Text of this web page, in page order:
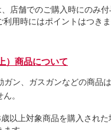
店舗でのご購⼊時にのみ
利用時にはポイントはつき
）商品について
ガン、ガスガンなどの商品
。
以上対象商品を購入された